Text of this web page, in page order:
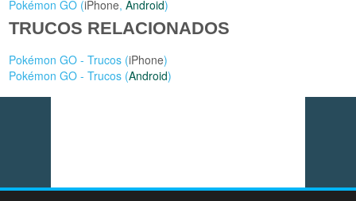
Pokémon GO (iPhone,Android)
TRUCOS RELACIONADOS
Pokémon GO - Trucos (iPhone)
Pokémon GO - Trucos (Android)